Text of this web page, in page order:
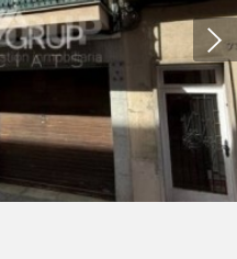
Sempre activades
per recopilar
els nostres serveis.
de la instal·lació
impedir que siguin
haurà de tenir en